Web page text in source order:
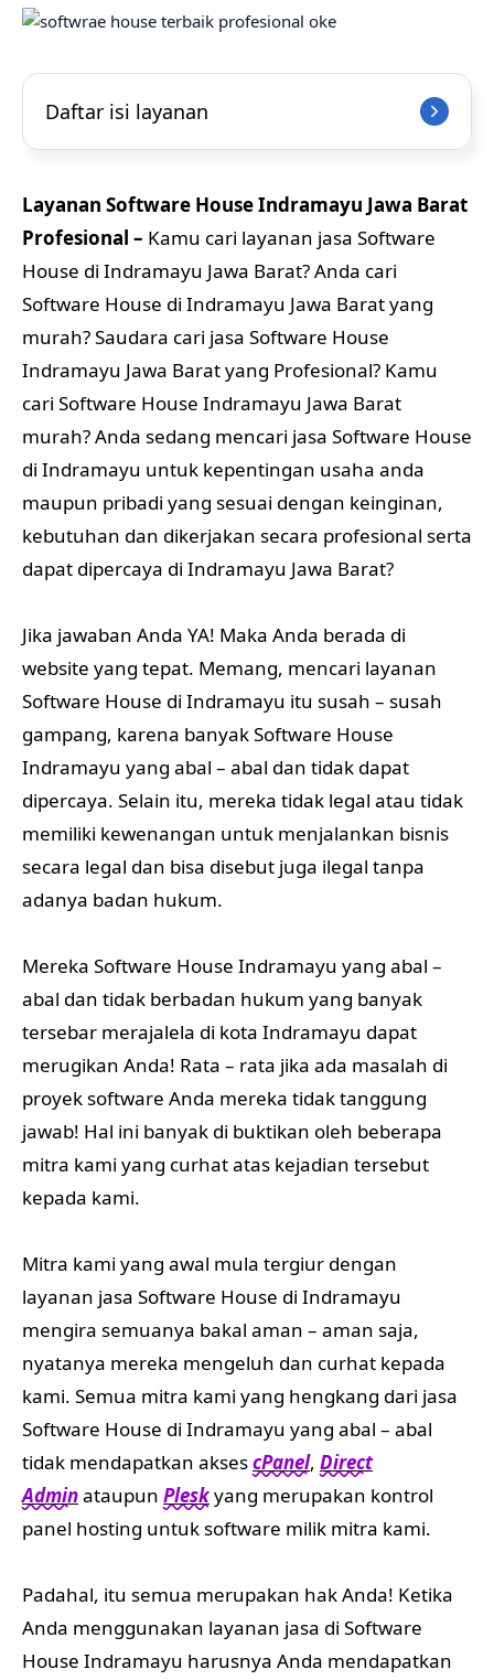
Daftar isi layanan
Layanan Software House Indramayu Jawa Barat
Profesional – Kamu cari layanan jasa Software
House di Indramayu Jawa Barat? Anda cari
Software House di Indramayu Jawa Barat yang
murah? Saudara cari jasa Software House
Indramayu Jawa Barat yang Profesional? Kamu
cari Software House Indramayu Jawa Barat
murah? Anda sedang mencari jasa Software House
di Indramayu untuk kepentingan usaha anda
maupun pribadi yang sesuai dengan keinginan,
kebutuhan dan dikerjakan secara profesional serta
dapat dipercaya di Indramayu Jawa Barat?
Jika jawaban Anda YA! Maka Anda berada di
website yang tepat. Memang, mencari layanan
Software House di Indramayu itu susah – susah
gampang, karena banyak Software House
Indramayu yang abal – abal dan tidak dapat
dipercaya. Selain itu, mereka tidak legal atau tidak
memiliki kewenangan untuk menjalankan bisnis
secara legal dan bisa disebut juga ilegal tanpa
adanya badan hukum.
Mereka Software House Indramayu yang abal –
abal dan tidak berbadan hukum yang banyak
tersebar merajalela di kota Indramayu dapat
merugikan Anda! Rata – rata jika ada masalah di
proyek software Anda mereka tidak tanggung
jawab! Hal ini banyak di buktikan oleh beberapa
mitra kami yang curhat atas kejadian tersebut
kepada kami.
Mitra kami yang awal mula tergiur dengan
layanan jasa Software House di Indramayu
mengira semuanya bakal aman – aman saja,
nyatanya mereka mengeluh dan curhat kepada
kami. Semua mitra kami yang hengkang dari jasa
Software House di Indramayu yang abal – abal
tidak mendapatkan aksescPanel, Direct
Adminataupun Pleskyang merupakan kontrol
panel hosting untuk software milik mitra kami.
Padahal, itu semua merupakan hak Anda! Ketika
Anda menggunakan layanan jasa di Software
House Indramayu harusnya Anda mendapatkan